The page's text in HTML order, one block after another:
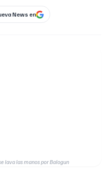
News en
lava las manos por Balogun